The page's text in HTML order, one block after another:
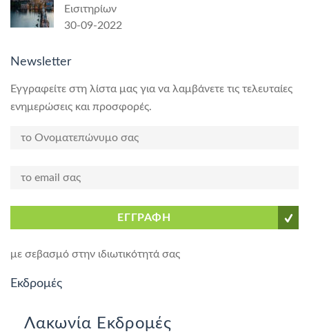
Εισιτηρίων
30-09-2022
Newsletter
Εγγραφείτε στη λίστα μας για να λαμβάνετε τις τελευταίες
ενημερώσεις και προσφορές.
ΕΓΓΡΑΦΗ
με σεβασμό στην ιδιωτικότητά σας
Εκδρομές
Λακωνία Εκδρομές